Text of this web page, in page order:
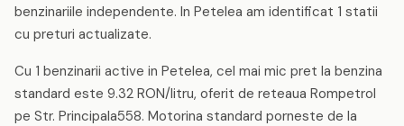
benzinariile independente. In Petelea am identificat 1 statii
cu preturi actualizate.
Cu 1 benzinarii active in Petelea, cel mai mic pret la benzina
standard este 9.32 RON/litru, oferit de reteaua Rompetrol
pe Str. Principala558. Motorina standard porneste de la